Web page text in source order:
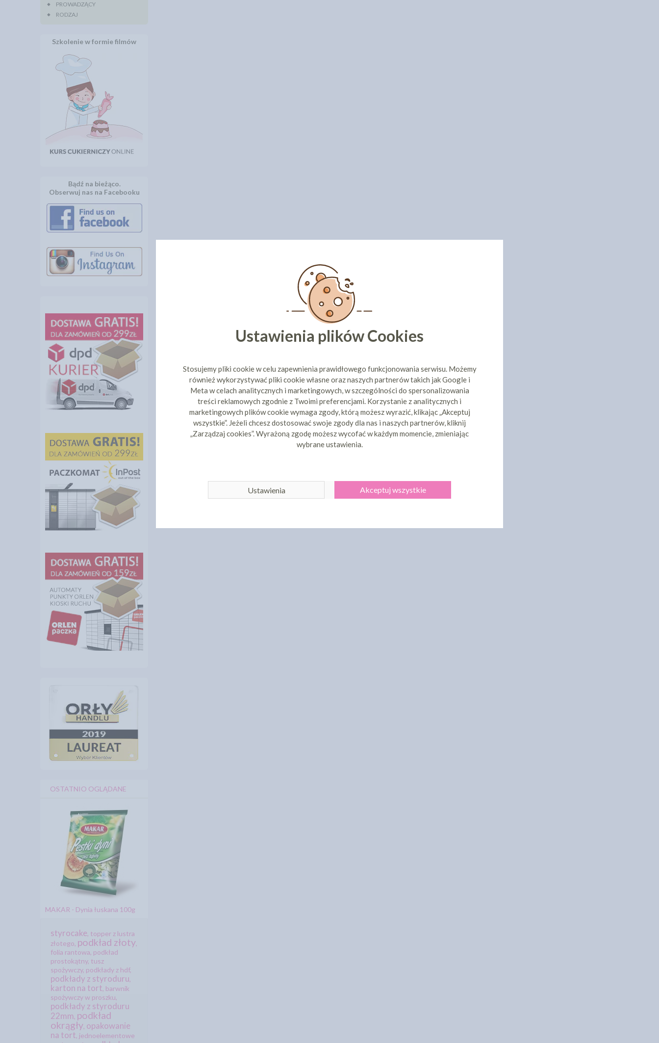
PROWADZĄCY
RODZAJ
Szkolenie w formie filmów
Bądź na bieżąco.
Obserwuj nas na Facebooku
OSTATNIO OGLĄDANE
MAKAR - Dynia łuskana 100g
styrocake, topper z lustra
złotego, podkład złoty,
folia rantowa, podkład
prostokątny, tusz
spożywczy, podkłady z hdf,
podkłady z styroduru,
karton na tort, barwnik
spożywczy w proszku,
podkłady z styroduru
22mm, podkład
okrągły, opakowanie
na tort, jednoelementowe
Ustawienia plików Cookies
Stosujemy pliki cookie w celu zapewnienia prawidłowego funkcjonowania serwisu. Możemy
również wykorzystywać pliki cookie własne oraz naszych partnerów takich jak Google i
Meta w celach analitycznych i marketingowych, w szczególności do spersonalizowania
treści reklamowych zgodnie z Twoimi preferencjami. Korzystanie z analitycznych i
marketingowych plików cookie wymaga zgody, którą możesz wyrazić, klikając „Akceptuj
wszystkie”. Jeżeli chcesz dostosować swoje zgody dla nas i naszych partnerów, kliknij
„Zarządzaj cookies”. Wyrażoną zgodę możesz wycofać w każdym momencie, zmieniając
wybrane ustawienia.
Ustawienia Akceptuj wszystkie